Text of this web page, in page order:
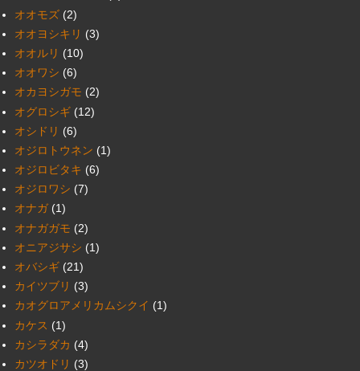
オオモズ (2)
オオヨシキリ (3)
オオルリ (10)
オオワシ (6)
オカヨシガモ (2)
オグロシギ (12)
オシドリ (6)
オジロトウネン (1)
オジロビタキ (6)
オジロワシ (7)
オナガ (1)
オナガガモ (2)
オニアジサシ (1)
オバシギ (21)
カイツブリ (3)
カオグロアメリカムシクイ (1)
カケス (1)
カシラダカ (4)
カツオドリ (3)